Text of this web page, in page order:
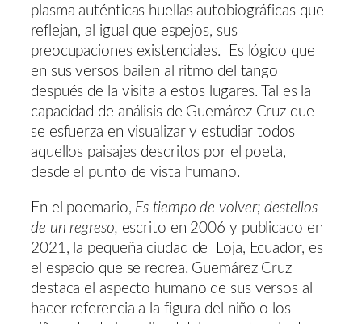
plasma auténticas huellas autobiográficas que
reflejan, al igual que espejos, sus
preocupaciones existenciales. Es lógico que
en sus versos bailen al ritmo del tango
después de la visita a estos lugares. Tal es la
capacidad de análisis de Guemárez Cruz que
se esfuerza en visualizar y estudiar todos
aquellos paisajes descritos por el poeta,
desde el punto de vista humano.
En el poemario, Es tiempo de volver; destellos
de un regreso, escrito en 2006 y publicado en
2021, la pequeña ciudad de Loja, Ecuador, es
el espacio que se recrea. Guemárez Cruz
destaca el aspecto humano de sus versos al
hacer referencia a la figura del niño o los